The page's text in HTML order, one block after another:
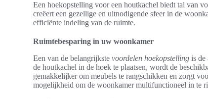
Een hoekopstelling voor een houtkachel biedt tal van
creëert een gezellige en uitnodigende sfeer in de
efficiënte indeling van de ruimte.
Ruimtebesparing in uw woonkamer
Een van de belangrijkste voordelen hoekopstelling is de
de houtkachel in de hoek te plaatsen, wordt de
gemakkelijker om meubels te rangschikken en zorgt
mogelijkheid om de woonkamer multifunctioneel in te